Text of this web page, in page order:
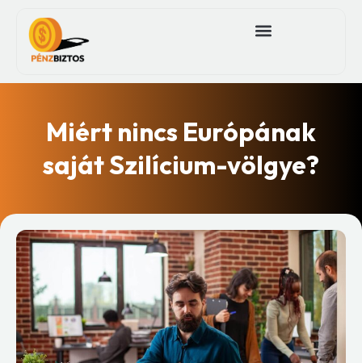
Miért nincs Európának
saját Szilícium-völgye?